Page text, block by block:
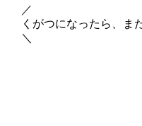
／
くがつになったら、ま
＼